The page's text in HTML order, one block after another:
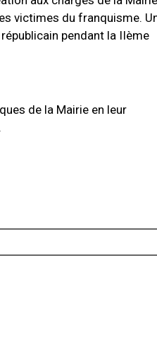
victimes du franquisme.
pendant la IIème
de la Mairie en leur